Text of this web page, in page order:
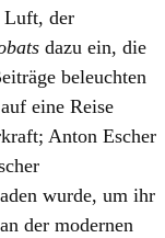
Luft, der
dazu ein, die
beleuchten
eine Reise
Anton Escher
wurde, um ihr
der modernen